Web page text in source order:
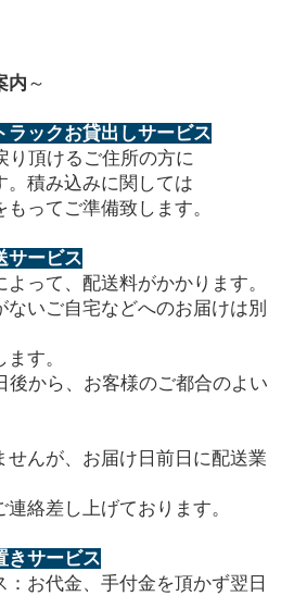
内 ～
ックお貸出しサービス
り頂けるご住所の方に
。積み込みに関しては
ってご準備致します。
サービス
って、配送料がかかります。
ないご自宅などへのお届けは別
す。
後から、お客様のご都合のよい
せんが、お届け日前日に配送業
絡差し上げております。
サービス
お代金、手付金を頂かず翌日